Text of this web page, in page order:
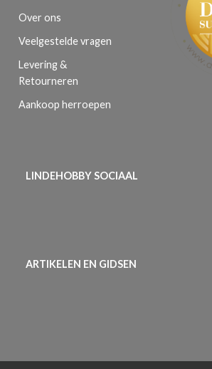
Over ons
Veelgestelde vragen
Levering &
Retourneren
Aankoop herroepen
LINDEHOBBY SOCIAAL
ARTIKELEN EN GIDSEN